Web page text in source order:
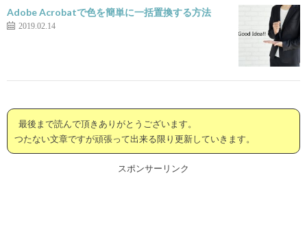
Adobe Acrobatで色を簡単に一括置換する方法
2019.02.14
最後まで読んで頂きありがとうございます。
つたない文章ですが頑張って出来る限り更新していきます。
スポンサーリンク